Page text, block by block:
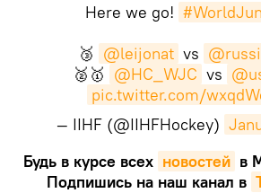
Here we go!
🥉 @leijonat vs
🥈🥇 @HC_WJC vs
pic.twitter.com/
— IIHF (@IIHFHockey)
Будь в курсе всех новостей в
Подпишись на наш канал в